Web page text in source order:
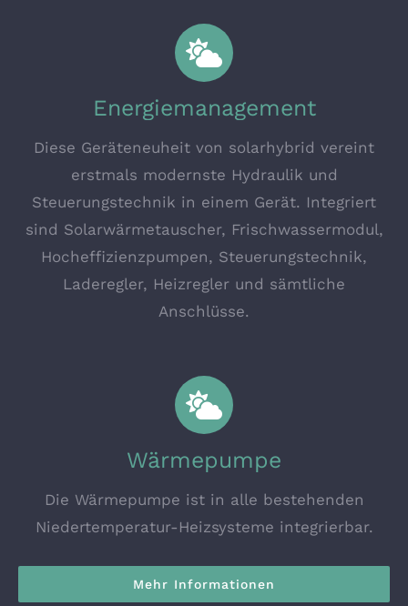
Energiemanagement
Diese Geräteneuheit von solarhybrid vereint
erstmals modernste Hydraulik und
Steuerungstechnik in einem Gerät. Integriert
sind Solarwärmetauscher, Frischwassermodul,
Hocheffizienzpumpen, Steuerungstechnik,
Laderegler, Heizregler und sämtliche
Anschlüsse.
Wärmepumpe
Die Wärmepumpe ist in alle bestehenden
Niedertemperatur-Heizsysteme integrierbar.
Mehr Informationen